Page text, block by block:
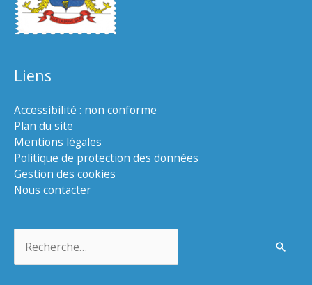
Liens
Accessibilité : non conforme
Plan du site
Mentions légales
Politique de protection des données
Gestion des cookies
Nous contacter